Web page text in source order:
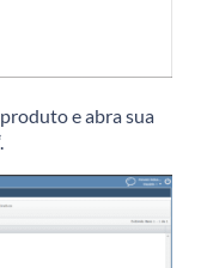
e abra sua